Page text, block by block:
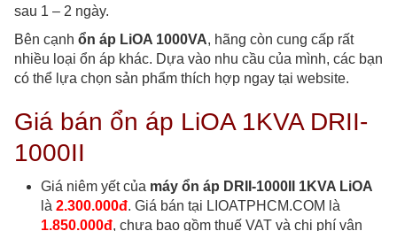
sau 1 – 2 ngày.
Bên cạnh ổn áp LiOA 1000VA, hãng còn cung cấp rất
nhiều loại ổn áp khác. Dựa vào nhu cầu của mình, các bạn
có thể lựa chọn sản phẩm thích hợp ngay tại website.
Giá bán ổn áp LiOA 1KVA DRII-
1000II
Giá niêm yết của máy ổn áp DRII-1000II 1KVA LiOA
là 2.300.000đ. Giá bán tại LIOATPHCM.COM là
1.850.000đ, chưa bao gồm thuế VAT và chi phí vận